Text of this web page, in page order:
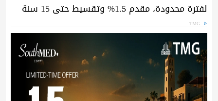
لفترة محدودة، مقدم 1.5% وتقسيط حتى 15 سنة
TMG